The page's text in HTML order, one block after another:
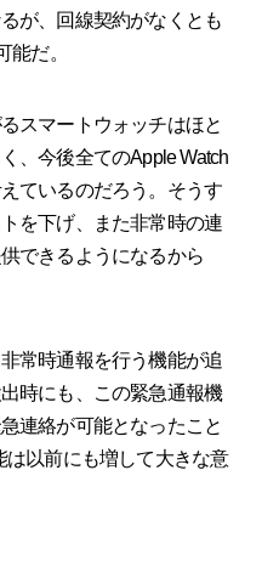
が、回線契約がなくとも
だ。
スマートウォッチはほと
、今後全てのApple Watch
ているのだろう。そうす
を下げ、また非常時の連
できるようになるから
常時通報を行う機能が追
時にも、この緊急通報機
連絡が可能となったこと
は以前にも増して大きな意